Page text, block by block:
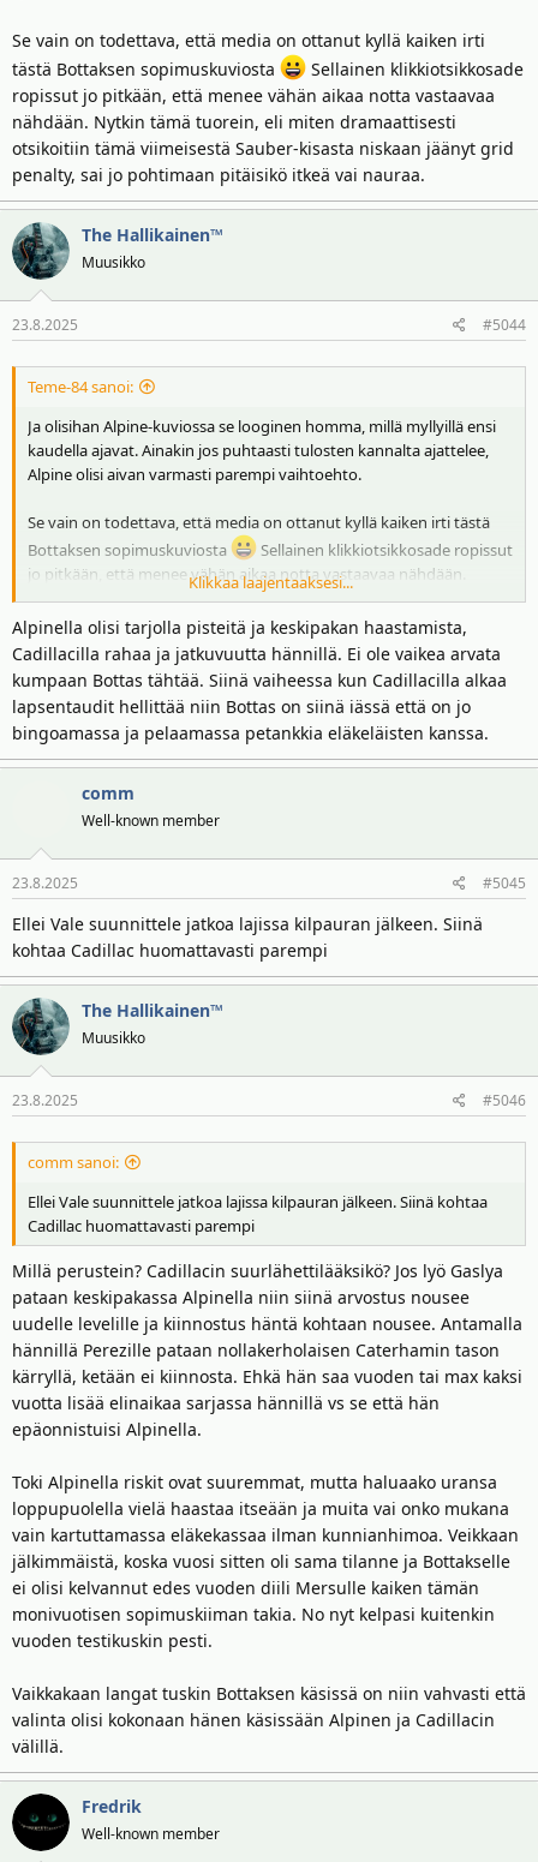
Se vain on todettava, että media on ottanut kyllä kaiken irti
tästä Bottaksen sopimuskuviosta
Sellainen klikkiotsikkosade
ropissut jo pitkään, että menee vähän aikaa notta vastaavaa
nähdään. Nytkin tämä tuorein, eli miten dramaattisesti
otsikoitiin tämä viimeisestä Sauber-kisasta niskaan jäänyt grid
penalty, sai jo pohtimaan pitäisikö itkeä vai nauraa.
The Hallikainen™
Muusikko
23.8.2025 #5044
Teme-84 sanoi:
Ja olisihan Alpine-kuviossa se looginen homma, millä myllyillä ensi
kaudella ajavat. Ainakin jos puhtaasti tulosten kannalta ajattelee,
Alpine olisi aivan varmasti parempi vaihtoehto.
Se vain on todettava, että media on ottanut kyllä kaiken irti tästä
Bottaksen sopimuskuviosta
Sellainen klikkiotsikkosade ropissut
jo pitkään, että menee vähän aikaa notta vastaavaa nähdään.
Nytkin tämä tuorein, eli miten dramaattisesti otsikoitiin tämä
viimeisestä Sauber-kisasta niskaan jäänyt grid penalty, sai jo
pohtimaan pitäisikö itkeä vai nauraa.
Klikkaa laajentaaksesi...
Alpinella olisi tarjolla pisteitä ja keskipakan haastamista,
Cadillacilla rahaa ja jatkuvuutta hännillä. Ei ole vaikea arvata
kumpaan Bottas tähtää. Siinä vaiheessa kun Cadillacilla alkaa
lapsentaudit hellittää niin Bottas on siinä iässä että on jo
bingoamassa ja pelaamassa petankkia eläkeläisten kanssa.
comm
Well-known member
23.8.2025 #5045
Ellei Vale suunnittele jatkoa lajissa kilpauran jälkeen. Siinä
kohtaa Cadillac huomattavasti parempi
The Hallikainen™
Muusikko
23.8.2025 #5046
comm sanoi:
Ellei Vale suunnittele jatkoa lajissa kilpauran jälkeen. Siinä kohtaa
Cadillac huomattavasti parempi
Millä perustein? Cadillacin suurlähettilääksikö? Jos lyö Gaslya
pataan keskipakassa Alpinella niin siinä arvostus nousee
uudelle levelille ja kiinnostus häntä kohtaan nousee. Antamalla
hännillä Perezille pataan nollakerholaisen Caterhamin tason
kärryllä, ketään ei kiinnosta. Ehkä hän saa vuoden tai max kaksi
vuotta lisää elinaikaa sarjassa hännillä vs se että hän
epäonnistuisi Alpinella.
Toki Alpinella riskit ovat suuremmat, mutta haluaako uransa
loppupuolella vielä haastaa itseään ja muita vai onko mukana
vain kartuttamassa eläkekassaa ilman kunnianhimoa. Veikkaan
jälkimmäistä, koska vuosi sitten oli sama tilanne ja Bottakselle
ei olisi kelvannut edes vuoden diili Mersulle kaiken tämän
monivuotisen sopimuskiiman takia. No nyt kelpasi kuitenkin
vuoden testikuskin pesti.
Vaikkakaan langat tuskin Bottaksen käsissä on niin vahvasti että
valinta olisi kokonaan hänen käsissään Alpinen ja Cadillacin
välillä.
Fredrik
Well-known member